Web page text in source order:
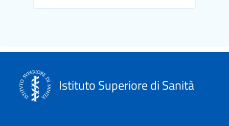
Istituto Superiore di Sanità